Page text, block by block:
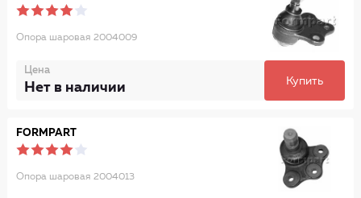
Опора шаровая 2004009
Цена
Нет в наличии Купить
FORMPART
Опора шаровая 2004013